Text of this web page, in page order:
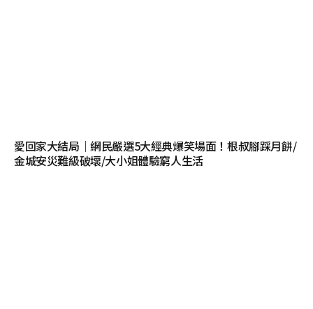
愛回家大結局｜網民嚴選5大經典爆笑場面！根叔腳踩月餅/
金城安災難級破壞/大小姐體驗窮人生活